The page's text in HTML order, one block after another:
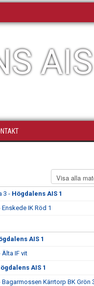
AIS
3 - Högdalens AIS 1
Enskede IK Röd 1
AIS 1
Älta IF vit
AIS 1
Bagarmossen Kärrtorp BK Grön